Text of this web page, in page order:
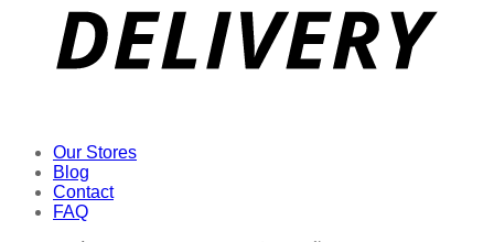
Our Stores
Blog
Contact
FAQ